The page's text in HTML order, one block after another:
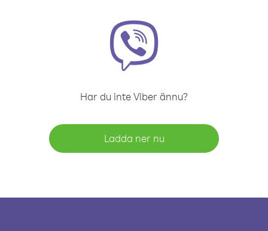
Har du inte Viber ännu?
Ladda ner nu